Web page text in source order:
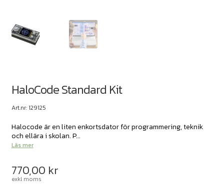
HaloCode Standard Kit
Art.nr: 129125
Halocode är en liten enkortsdator för programmering, teknik
och ellära i skolan. P...
Läs mer
770,00 kr
exkl moms